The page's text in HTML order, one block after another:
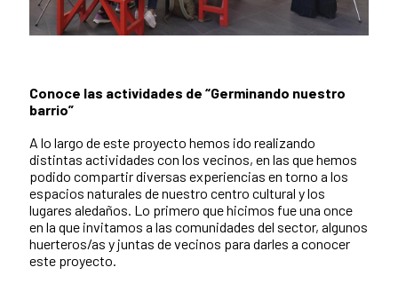
Conoce las actividades de “Germinando nuestro
barrio”
A lo largo de este proyecto hemos ido realizando
distintas actividades con los vecinos, en las que hemos
podido compartir diversas experiencias en torno a los
espacios naturales de nuestro centro cultural y los
lugares aledaños. Lo primero que hicimos fue una once
en la que invitamos a las comunidades del sector, algunos
huerteros/as y juntas de vecinos para darles a conocer
este proyecto.